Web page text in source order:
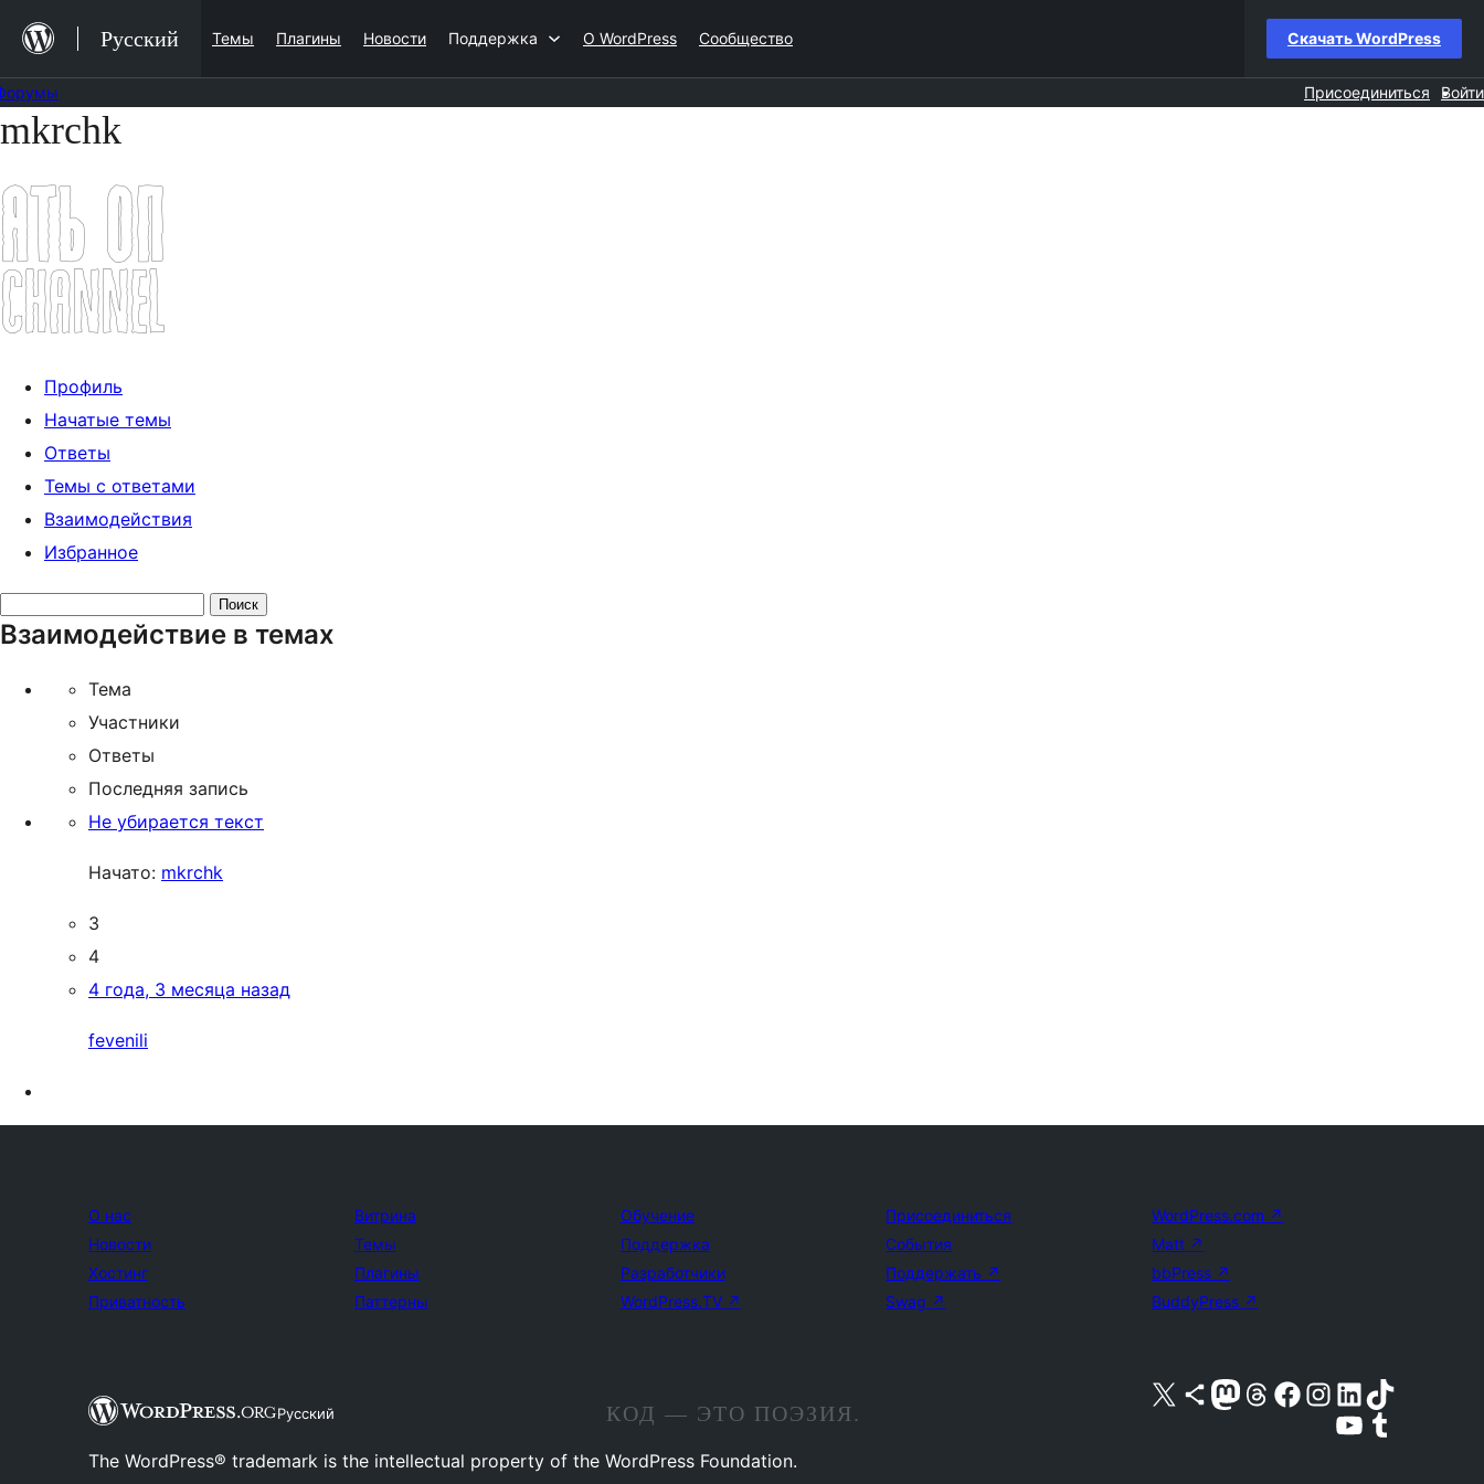
содержимому
Русский Темы Плагины Новости Поддержка О WordPress Сообщество Скачать WordPress
Присоединиться Войти
Перейти
содержимому
mkrchk
Профиль
Начатые темы
Ответы
Темы с ответами
Взаимодействия
Избранное
тем:
Взаимодействие в темах
Тема
Участники
Ответы
Последняя запись
Не убирается текст
Начато: mkrchk
3
4
4 года, 3 месяца назад
fevenili
О нас
Новости
Хостинг
Приватность
Витрина
Темы
Плагины
Паттерны
Обучение
Поддержка
Разработчики
WordPress.TV ↗
Присоединиться
События
Поддержать ↗
Swag ↗
WordPress.com ↗
Matt ↗
bbPress ↗
BuddyPress ↗
Русский
Посетите нас в X (ранее Twitter)
Посетите нашу учётную запись в Bluesky
Посетите нашу ленту в Mastodon
Посетите нашу учётную запись в Threads
Посетите нашу страницу на Facebook
Посетите наш Instagram
Посетите нашу страницу в LinkedIn
Посетите нашу учётную запись в TikTok
Посетите наш канал YouTube
Посетите нашу учётную запись в Tumblr
КОД — ЭТО ПОЭЗИЯ.
The WordPress® trademark is the intellectual property of the WordPress Foundation.